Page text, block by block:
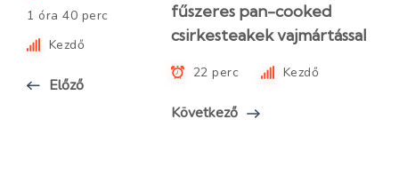
1 óra 40 perc
Kezdő
Előző
fűszeres pan-cooked
csirkesteakek vajmártással
22 perc Kezdő
Következő